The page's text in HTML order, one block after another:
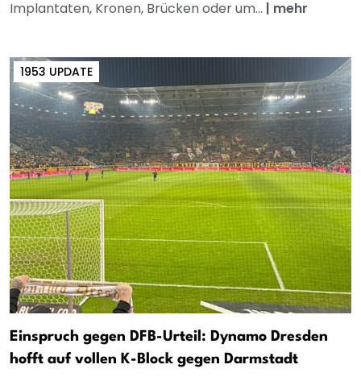
Implantaten, Kronen, Brücken oder um... | mehr
1953 UPDATE
Einspruch gegen DFB-Urteil: Dynamo Dresden
hofft auf vollen K-Block gegen Darmstadt